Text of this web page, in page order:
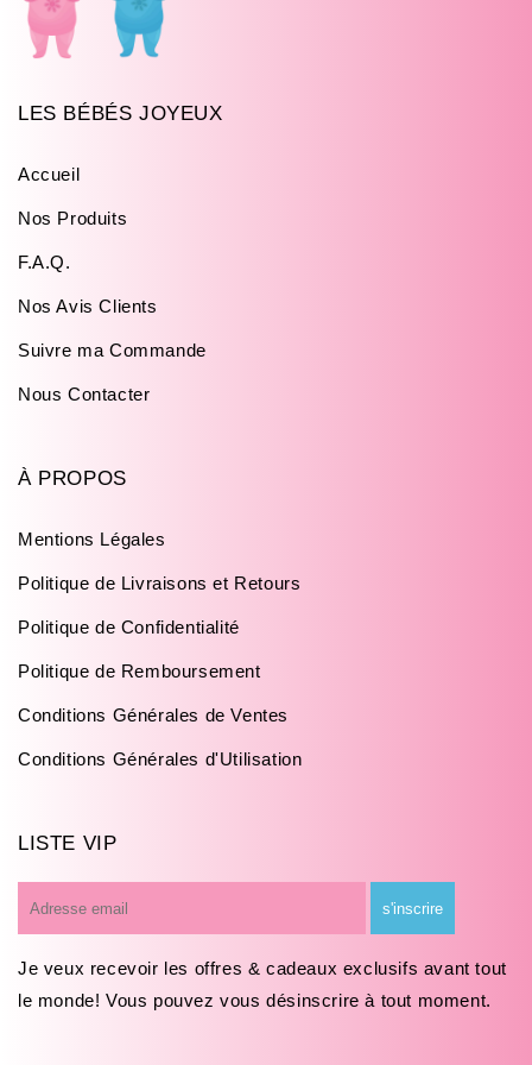
a
t
LES BÉBÉS JOYEUX
Accueil
Nos Produits
F.A.Q.
Nos Avis Clients
Suivre ma Commande
Nous Contacter
À PROPOS
Mentions Légales
Politique de Livraisons et Retours
Politique de Confidentialité
Politique de Remboursement
Conditions Générales de Ventes
Conditions Générales d'Utilisation
LISTE VIP
s'inscrire
Je veux recevoir les offres & cadeaux exclusifs avant tout
le monde! Vous pouvez vous désinscrire à tout moment.